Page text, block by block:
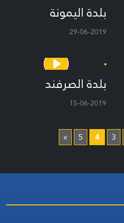
بلدة اليمونة
29-06-2019
بلدة الصرفند
15-06-2019
3
4
5
»